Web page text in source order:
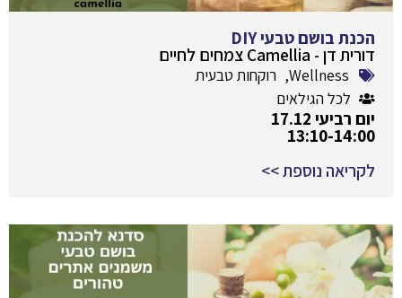
הכנת בושם טבעי DIY
דורית דן - Camellia צמחים לחיים
Wellness
, רוקחות טבעית
לכל הגילאים
יום רביעי 17.12
13:10-14:00
לקריאה נוספת >>